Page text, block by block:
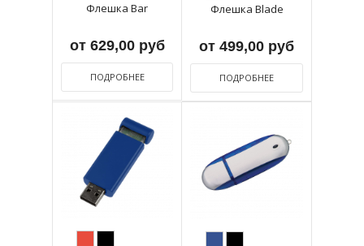
Флешка Bar
от 629,00 руб
ПОДРОБНЕЕ
Флешка Blade
от 499,00 руб
ПОДРОБНЕЕ